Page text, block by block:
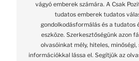
vágyó emberek számára. A Csak
tudatos emberek tudatos
gondolkodásformálás és a tudatos
eszköze. Szerkesztőségünk azon
olvasóinkat mély, hiteles, minőségi,
információkkal lássa el. Segítjük az